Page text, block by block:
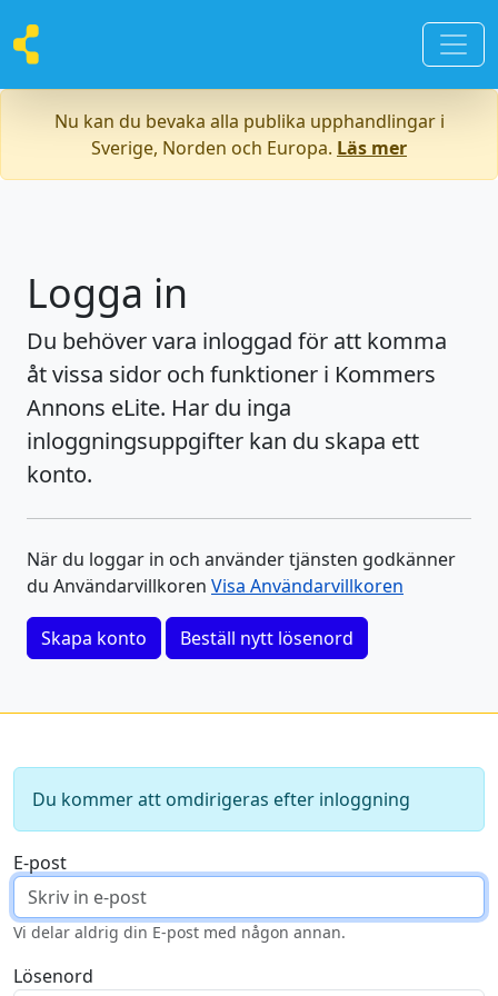
Nu kan du bevaka alla publika upphandlingar i
Sverige, Norden och Europa. Läs mer
Logga in
Du behöver vara inloggad för att komma
åt vissa sidor och funktioner i Kommers
Annons eLite. Har du inga
inloggningsuppgifter kan du skapa ett
konto.
När du loggar in och använder tjänsten godkänner
du Användarvillkoren Visa Användarvillkoren
Skapa konto Beställ nytt lösenord
Du kommer att omdirigeras efter inloggning
E-post
Vi delar aldrig din E-post med någon annan.
Lösenord